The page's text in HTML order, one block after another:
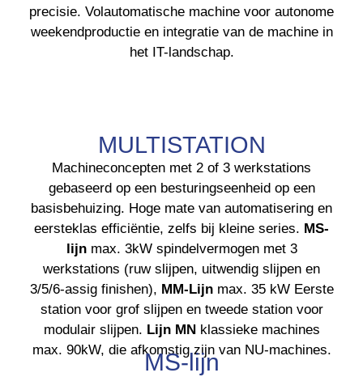
precisie. Volautomatische machine voor autonome
weekendproductie en integratie van de machine in
het IT-landschap.
MULTISTATION
Machineconcepten met 2 of 3 werkstations
gebaseerd op een besturingseenheid op een
basisbehuizing. Hoge mate van automatisering en
eersteklas efficiëntie, zelfs bij kleine series. MS-
lijnmax. 3kW spindelvermogen met 3
werkstations (ruw slijpen, uitwendig slijpen en
3/5/6-assig finishen), MM-Lijnmax. 35 kW Eerste
station voor grof slijpen en tweede station voor
modulair slijpen. Lijn MNklassieke machines
max. 90kW, die afkomstig zijn van NU-machines.
MS-lijn